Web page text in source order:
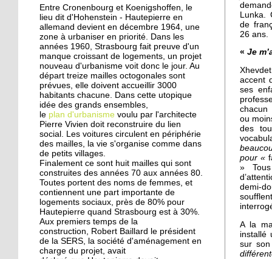
Hautepierre au cœur d'un
jeu vidéo
29 septembre 2016
Les jeunes de Hautepierre
au micro de Radio caddie
25 septembre 2015
La rentrée virevoletante
des Migrateurs
25 septembre 2015
L'utopie en sons
24 septembre 2015
La pépinière fait germer
les talents de
Entre Cronenbourg et Koenigshoffen, le
lieu dit d'Hohenstein - Hautepierre en
allemand devient en décembre 1964, une
zone à urbaniser en priorité. Dans les
années 1960, Strasbourg fait preuve d'un
manque croissant de logements, un projet
nouveau d'urbanisme voit donc le jour. Au
départ treize mailles octogonales sont
prévues, elle doivent accueillir 3000
habitants chacune. Dans cette utopique
idée des grands ensembles,
le plan d'urbanisme voulu par l'architecte
Pierre Vivien doit reconstruire du lien
social. Les voitures circulent en périphérie
des mailles, la vie s'organise comme dans
de petits villages.
Finalement ce sont huit mailles qui sont
construites des années 70 aux années 80.
Toutes portent des noms de femmes, et
contiennent une part importante de
logements sociaux, près de 80% pour
Hautepierre quand Strasbourg est à 30%.
Aux premiers temps de la
construction, Robert Baillard le président
de la SERS, la société d'aménagement en
charge du projet, avait
Lunka.
de
26 ans.
« Je
accent
ses
chacun
ou
des
pour «
»
demi-
A la
installé
sur